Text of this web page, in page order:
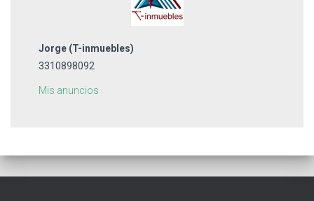
Jorge (T-inmuebles)
3310898092
Mis anuncios